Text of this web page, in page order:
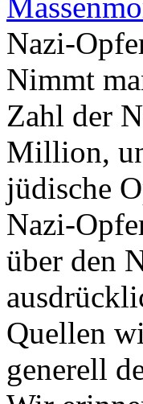
Nazi-
Nimmt
Zahl der
Million,
jüdische
Nazi-
über den
Quellen
generell